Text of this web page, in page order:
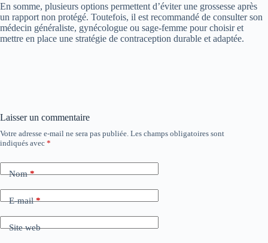
En somme, plusieurs options permettent d’éviter une grossesse après
un rapport non protégé. Toutefois, il est recommandé de consulter son
médecin généraliste, gynécologue ou sage-femme pour choisir et
mettre en place une stratégie de contraception durable et adaptée.
Laisser un commentaire
Votre adresse e-mail ne sera pas publiée. Les champs obligatoires sont
indiqués avec *
Nom*
E-mail*
Site web